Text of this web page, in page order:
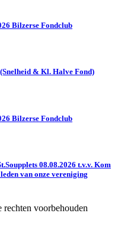
Bilzerse Fondclub
& Kl. Halve Fond)
Bilzerse Fondclub
08.08.2026 t.v.v. Kom
van onze vereniging
voorbehouden